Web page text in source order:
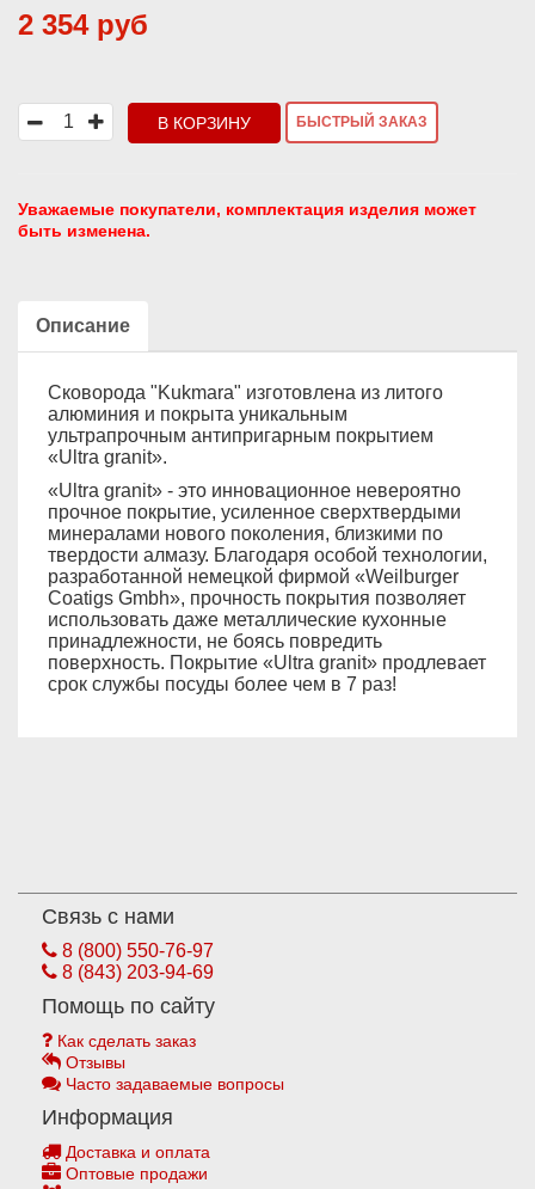
2 354 руб
В КОРЗИНУ БЫСТРЫЙ ЗАКАЗ
Уважаемые покупатели, комплектация изделия может
быть изменена.
Описание
Сковорода "Kukmara" изготовлена из литого
алюминия и покрыта уникальным
ультрапрочным антипригарным покрытием
«Ultra granit».
«Ultra granit» - это инновационное невероятно
прочное покрытие, усиленное сверхтвердыми
минералами нового поколения, близкими по
твердости алмазу. Благодаря особой технологии,
разработанной немецкой фирмой «Weilburger
Coatigs Gmbh», прочность покрытия позволяет
использовать даже металлические кухонные
принадлежности, не боясь повредить
поверхность. Покрытие «Ultra granit» продлевает
срок службы посуды более чем в 7 раз!
Связь с нами
8 (800) 550-76-97
8 (843) 203-94-69
Помощь по сайту
Как сделать заказ
Отзывы
Часто задаваемые вопросы
Информация
Доставка и оплата
Оптовые продажи